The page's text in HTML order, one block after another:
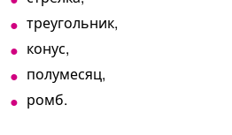
треугольник,
конус,
полумесяц,
ромб.